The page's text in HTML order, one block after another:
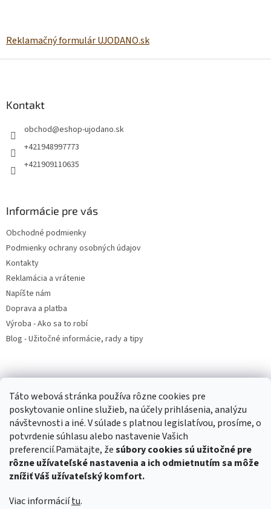
Táto webová stránka používa rôzne cookies pre
poskytovanie online služieb, na účely prihlásenia, analýzu
návštevnosti a iné. V súlade s platnou legislatívou, prosíme, o
potvrdenie súhlasu alebo nastavenie Vašich
preferencií.Pamätajte, žesúbory cookies sú užitočné pre
rôzne užívateľské nastavenia a ich odmietnutím sa môže
znížiť Váš užívateľský komfort.
Viac informáciítu.
Reklamačný formulár UJODANO.sk
Kontakt
obchod@eshop-ujodano.sk
+421948997773
+421909110635
Informácie pre vás
Obchodné podmienky
Podmienky ochrany osobných údajov
Kontakty
Reklamácia a vrátenie
Napíšte nám
Doprava a platba
Výroba - Ako sa to robí
Blog - Užitočné informácie, rady a tipy
Tatranský profil Hračky Podhorské balikované seno